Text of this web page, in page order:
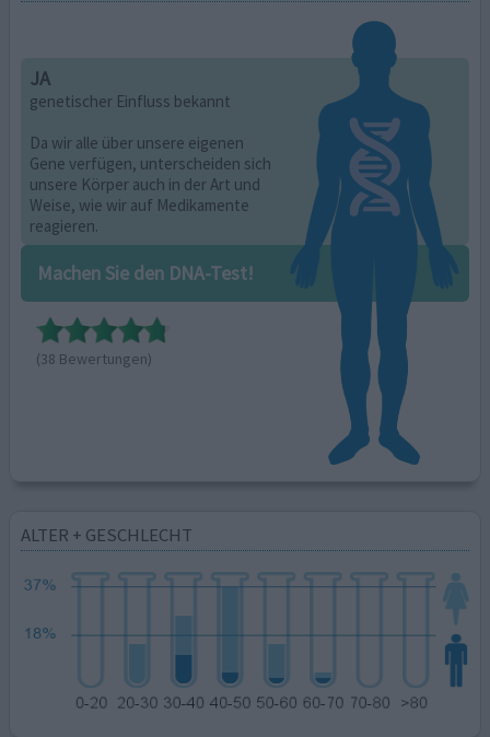
JA
genetischer Einfluss bekannt
Da wir alle über unsere eigenen
Gene verfügen, unterscheiden sich
unsere Körper auch in der Art und
Weise, wie wir auf Medikamente
reagieren.
Machen Sie den DNA-Test!
(38 Bewertungen)
ALTER + GESCHLECHT